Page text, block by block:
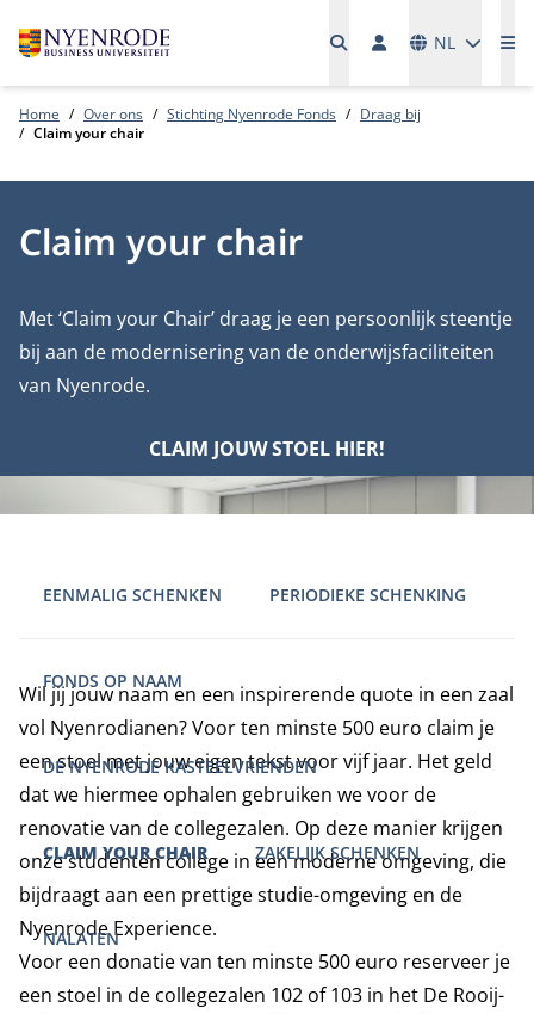
NL
Home Over ons Stichting Nyenrode Fonds
Draag bij
Claim your chair
Claim your chair
Met ‘Claim your Chair’ draag je een persoonlijk steentje
bij aan de modernisering van de onderwijsfaciliteiten
van Nyenrode.
CLAIM JOUW STOEL HIER!
EENMALIG SCHENKEN PERIODIEKE SCHENKING
FONDS OP NAAM
DE NYENRODE KASTEELVRIENDEN
CLAIM YOUR CHAIR ZAKELIJK SCHENKEN
NALATEN
Wil jij jouw naam en een inspirerende quote in een zaal
vol Nyenrodianen? Voor ten minste 500 euro claim je
een stoel met jouw eigen tekst voor vijf jaar. Het geld
dat we hiermee ophalen gebruiken we voor de
renovatie van de collegezalen. Op deze manier krijgen
onze studenten college in een moderne omgeving, die
bijdraagt aan een prettige studie-omgeving en de
Nyenrode Experience.
Voor een donatie van ten minste 500 euro reserveer je
een stoel in de collegezalen 102 of 103 in het De Rooij-